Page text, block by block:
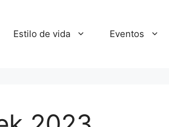
Estilo de vida Eventos